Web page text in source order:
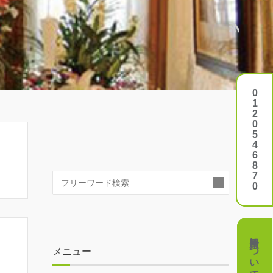
0120546870
費用について
メニュー
0120546870
費用について